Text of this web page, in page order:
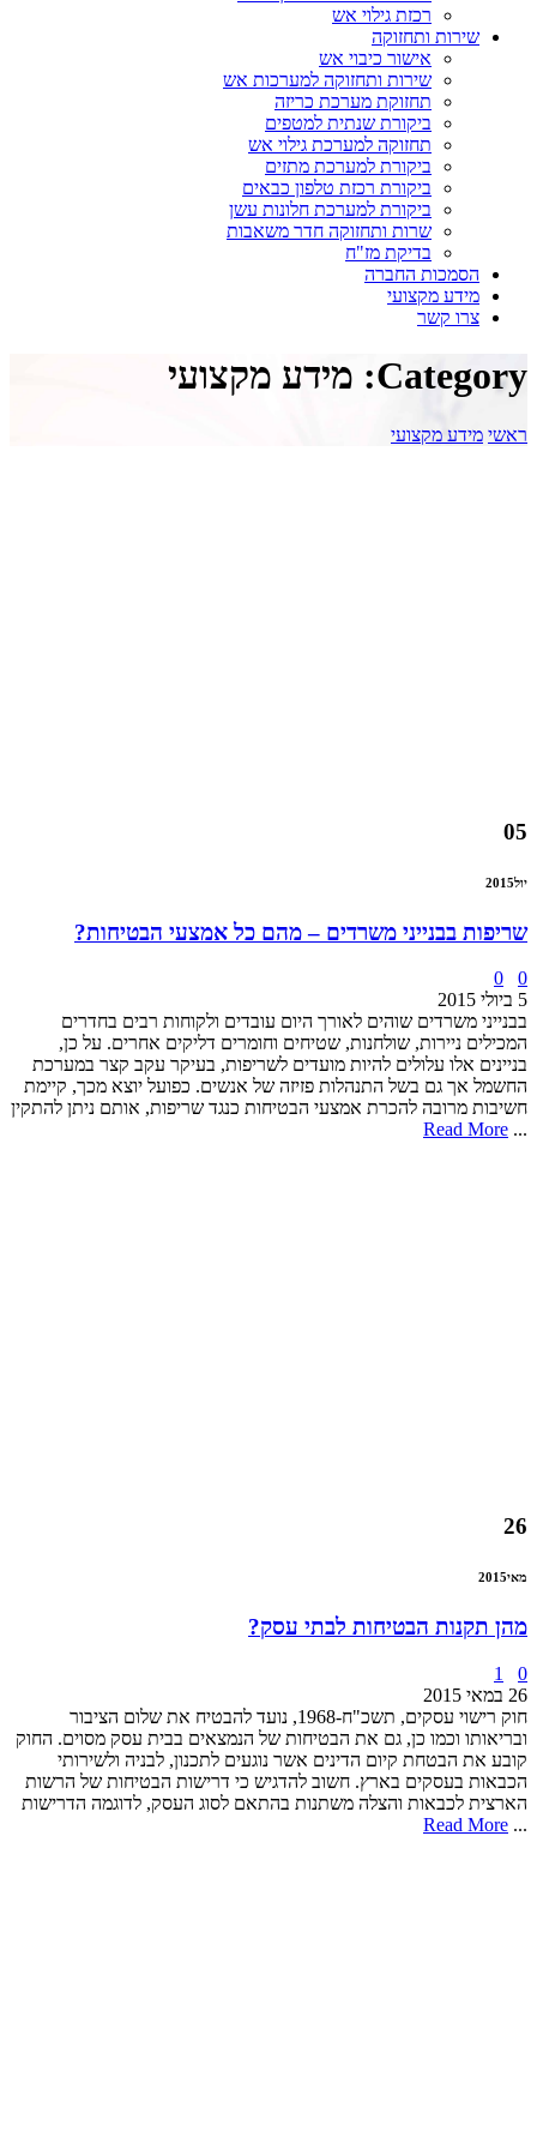
רכזת גילוי אש
שירות ותחזוקה
אישור כיבוי אש
שירות ותחזוקה למערכות אש
תחזוקת מערכת כריזה
ביקורת שנתית למטפים
תחזוקה למערכת גילוי אש
ביקורת למערכת מתזים
ביקורת רכזת טלפון כבאים
ביקורת למערכת חלונות עשן
שרות ותחזוקה חדר משאבות
בדיקת מז"ח
הסמכות החברה
מידע מקצועי
צרו קשר
Category: מידע מקצועי
ראשי מידע מקצועי
05
יול2015
שריפות בבנייני משרדים – מהם כל אמצעי הבטיחות?
0
0
5 ביולי 2015
בבנייני משרדים שוהים לאורך היום עובדים ולקוחות רבים בחדרים
המכילים ניירות, שולחנות, שטיחים וחומרים דליקים אחרים. על כן,
בניינים אלו עלולים להיות מועדים לשריפות, בעיקר עקב קצר במערכת
החשמל אך גם בשל התנהלות פזיזה של אנשים. כפועל יוצא מכך, קיימת
חשיבות מרובה להכרת אמצעי הבטיחות כנגד שריפות, אותם ניתן להתקין
...
Read More
26
מאי2015
מהן תקנות הבטיחות לבתי עסק?
0
1
26 במאי 2015
חוק רישוי עסקים, תשכ"ח-1968, נועד להבטיח את שלום הציבור
ובריאותו וכמו כן, גם את הבטיחות של הנמצאים בבית עסק מסוים. החוק
קובע את הבטחת קיום הדינים אשר נוגעים לתכנון, לבניה ולשירותי
הכבאות בעסקים בארץ. חשוב להדגיש כי דרישות הבטיחות של הרשות
הארצית לכבאות והצלה משתנות בהתאם לסוג העסק, לדוגמה הדרישות
...
Read More